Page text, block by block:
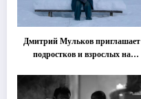
Дмитрий Мульков приглашает
подростков и взрослых на